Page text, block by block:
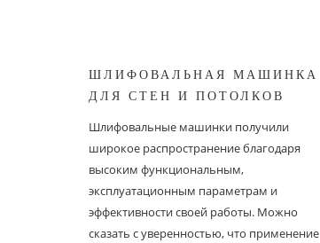
ШЛИФОВАЛЬНАЯ МАШИНКА
ДЛЯ СТЕН И ПОТОЛКОВ
Шлифовальные машинки получили
широкое распространение благодаря
высоким функциональным,
эксплуатационным параметрам и
эффективности своей работы. Можно
сказать с уверенностью, что применение